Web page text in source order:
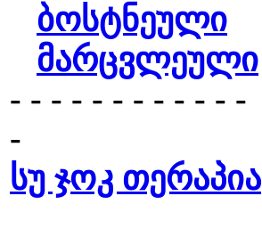
ბოსტნეული
მარცვლეული
- - - - - - - - - - - -
-
სუ ჯოკ თერაპია